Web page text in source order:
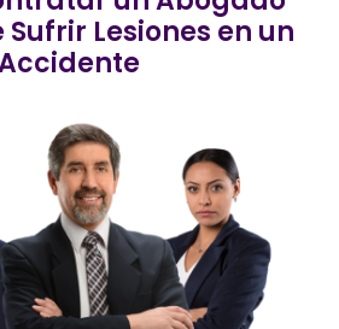
Sufrir Lesiones en un